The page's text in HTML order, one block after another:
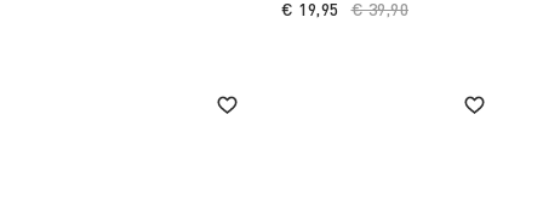
Price reduced from
€ 39,90
€ 19,95